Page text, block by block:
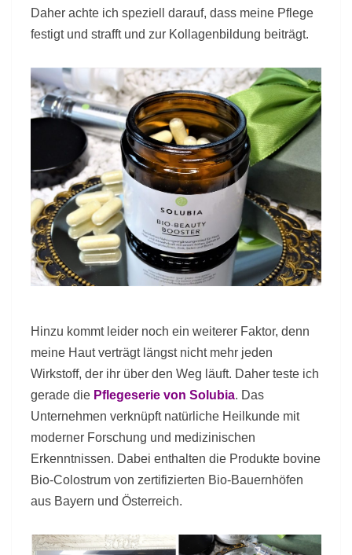
Daher achte ich speziell darauf, dass meine Pflege
festigt und strafft und zur Kollagenbildung beiträgt.
Hinzu kommt leider noch ein weiterer Faktor, denn
meine Haut verträgt längst nicht mehr jeden
Wirkstoff, der ihr über den Weg läuft. Daher teste ich
gerade die Pflegeserie von Solubia. Das
Unternehmen verknüpft natürliche Heilkunde mit
moderner Forschung und medizinischen
Erkenntnissen. Dabei enthalten die Produkte bovine
Bio-Colostrum von zertifizierten Bio-Bauernhöfen
aus Bayern und Österreich.